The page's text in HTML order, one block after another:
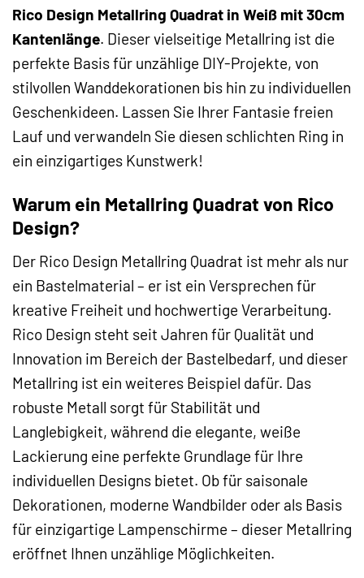
Rico Design Metallring Quadrat in Weiß mit 30cm
Kantenlänge. Dieser vielseitige Metallring ist die
perfekte Basis für unzählige DIY-Projekte, von
stilvollen Wanddekorationen bis hin zu individuellen
Geschenkideen. Lassen Sie Ihrer Fantasie freien
Lauf und verwandeln Sie diesen schlichten Ring in
ein einzigartiges Kunstwerk!
Warum ein Metallring Quadrat von Rico
Design?
Der Rico Design Metallring Quadrat ist mehr als nur
ein Bastelmaterial – er ist ein Versprechen für
kreative Freiheit und hochwertige Verarbeitung.
Rico Design steht seit Jahren für Qualität und
Innovation im Bereich der Bastelbedarf, und dieser
Metallring ist ein weiteres Beispiel dafür. Das
robuste Metall sorgt für Stabilität und
Langlebigkeit, während die elegante, weiße
Lackierung eine perfekte Grundlage für Ihre
individuellen Designs bietet. Ob für saisonale
Dekorationen, moderne Wandbilder oder als Basis
für einzigartige Lampenschirme – dieser Metallring
eröffnet Ihnen unzählige Möglichkeiten.